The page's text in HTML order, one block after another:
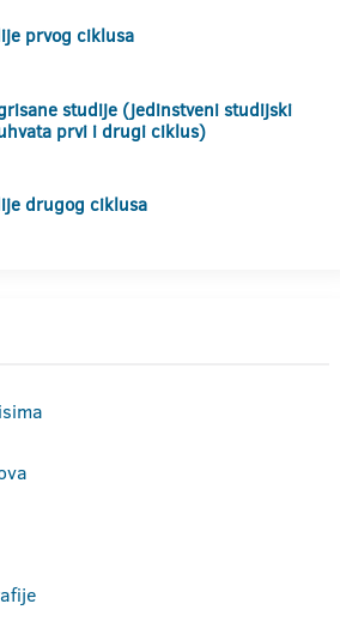
prvog ciklusa
studije (jedinstveni studijski
prvi i drugi ciklus)
drugog ciklusa